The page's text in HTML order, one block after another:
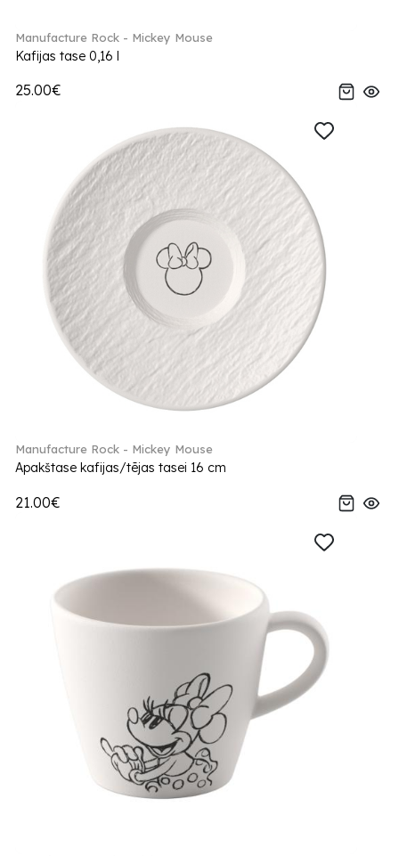
Manufacture Rock - Mickey Mouse
Kafijas tase 0,16 l
25.00€
Manufacture Rock - Mickey Mouse
Apakštase kafijas/tējas tasei 16 cm
21.00€